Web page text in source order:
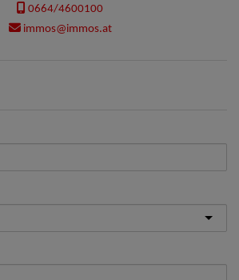
0664/4600100
immos@immos.at